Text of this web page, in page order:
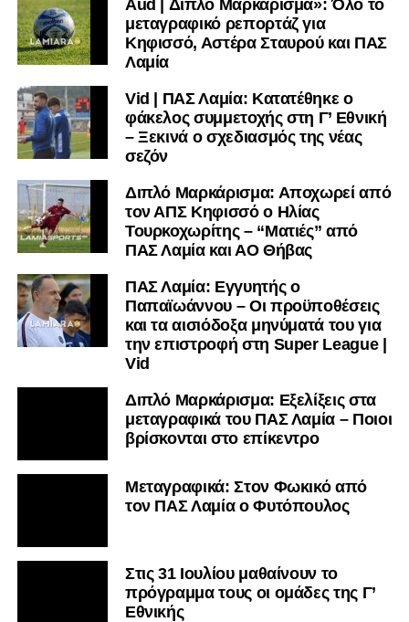
Ακολουθήστε το lamiara.grστοGoogle Newsγια να
μαθαίνετε πρώτοι τα κυανόλευκα νέα στην Ελλάδα και τον
υπόλοιπο κόσμο. Ακολουθήστε το lamiara.gr στο
Twitter
μαθαίνετε σε χρόνο dt όλα τα νέα.
Aud | Διπλό Μαρκάρισμα»: Όλο το
μεταγραφικό ρεπορτάζ για
Κηφισσό, Αστέρα Σταυρού και ΠΑΣ
Λαμία
Vid | ΠΑΣ Λαμία: Κατατέθηκε ο
φάκελος συμμετοχής στη Γ’ Εθνική
– Ξεκινά ο σχεδιασμός της νέας
σεζόν
Διπλό Μαρκάρισμα: Αποχωρεί από
τον ΑΠΣ Κηφισσό ο Ηλίας
Τουρκοχωρίτης – “Ματιές” από
ΠΑΣ Λαμία και ΑΟ Θήβας
ΠΑΣ Λαμία: Εγγυητής ο
Παπαϊωάννου – Οι προϋποθέσεις
και τα αισιόδοξα μηνύματά του για
την επιστροφή στη Super League |
Vid
Διπλό Μαρκάρισμα: Εξελίξεις στα
μεταγραφικά του ΠΑΣ Λαμία – Ποιοι
βρίσκονται στο επίκεντρο
Μεταγραφικά: Στον Φωκικό από
τον ΠΑΣ Λαμία ο Φυτόπουλος
Στις 31 Ιουλίου μαθαίνουν το
πρόγραμμα τους οι ομάδες της Γ’
Εθνικής